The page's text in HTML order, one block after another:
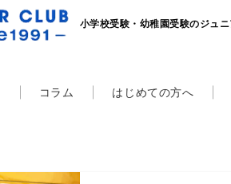
小学校受験・幼稚園受験のジュ
コラム はじめての方へ